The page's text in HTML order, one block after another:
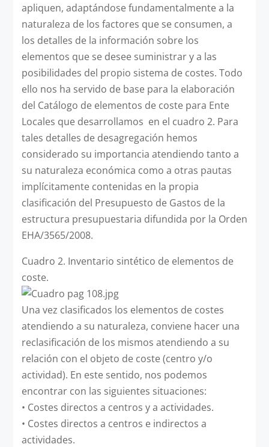
apliquen, adaptándose fundamentalmente a la
naturaleza de los factores que se consumen, a
los detalles de la información sobre los
elementos que se desee suministrar y a las
posibilidades del propio sistema de costes. Todo
ello nos ha servido de base para la elaboración
del Catálogo de elementos de coste para Ente
Locales que desarrollamos en el cuadro 2. Para
tales detalles de desagregación hemos
considerado su importancia atendiendo tanto a
su naturaleza económica como a otras pautas
implícitamente contenidas en la propia
clasificación del Presupuesto de Gastos de la
estructura presupuestaria difundida por la Orden
EHA/3565/2008.
Cuadro 2. Inventario sintético de elementos de
coste.
Una vez clasificados los elementos de costes
atendiendo a su naturaleza, conviene hacer una
reclasificación de los mismos atendiendo a su
relación con el objeto de coste (centro y/o
actividad). En este sentido, nos podemos
encontrar con las siguientes situaciones:
• Costes directos a centros y a actividades.
• Costes directos a centros e indirectos a
actividades.